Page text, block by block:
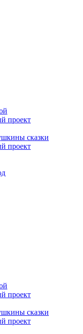
проект
сказки
проект
проект
сказки
проект